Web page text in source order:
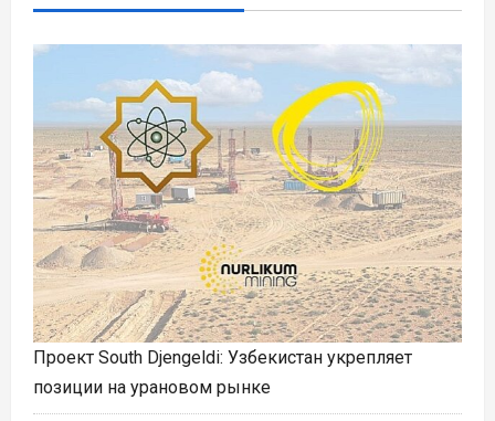
Проект South Djengeldi: Узбекистан укрепляет
позиции на урановом рынке